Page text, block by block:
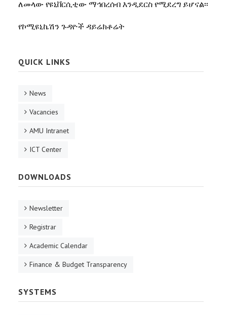
ለመላው የዩኒቨርሲቲው ማኅበረሰብ እንዲደርስ የሚደረግ ይሆናል፡፡
የኮሚዩኒኬሽን ጉዳዮች ዳይሬክቶሬት
QUICK LINKS
News
Vacancies
AMU Intranet
ICT Center
DOWNLOADS
Newsletter
Registrar
Academic Calendar
Finance & Budget Transparency
SYSTEMS